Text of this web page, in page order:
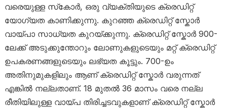
വരെയുള്ള സ്‌കോർ, ഒരു വ്യക്തിയുടെ ക്രെഡിറ്റ്
യോഗ്യത കാണിക്കുന്നു. കുറഞ്ഞ ക്രെഡിറ്റ് സ്കോർ
വായ്പാ സാധ്യത കുറയ്ക്കുന്നു. ക്രെഡിറ്റ് സ്കോർ 900-
ലേക്ക് അടുക്കുന്തോറും ലോണുകളുടെയും മറ്റ് ക്രെഡിറ്റ്
ഉപകരണങ്ങളുടെയും ലഭ്യത കൂട്ടും. 700-ഉം
അതിനുമുകളിലും ആണ് ക്രെഡിറ്റ് സ്കോർ വരുന്നത്
എങ്കിൽ നല്ലതാണ്. 18 മുതൽ 36 മാസം വരെ നല്ല
രീതിയിലുള്ള വായ്പ തിരിച്ചടവുകളാണ് ക്രെഡിറ്റ് സ്കോർ